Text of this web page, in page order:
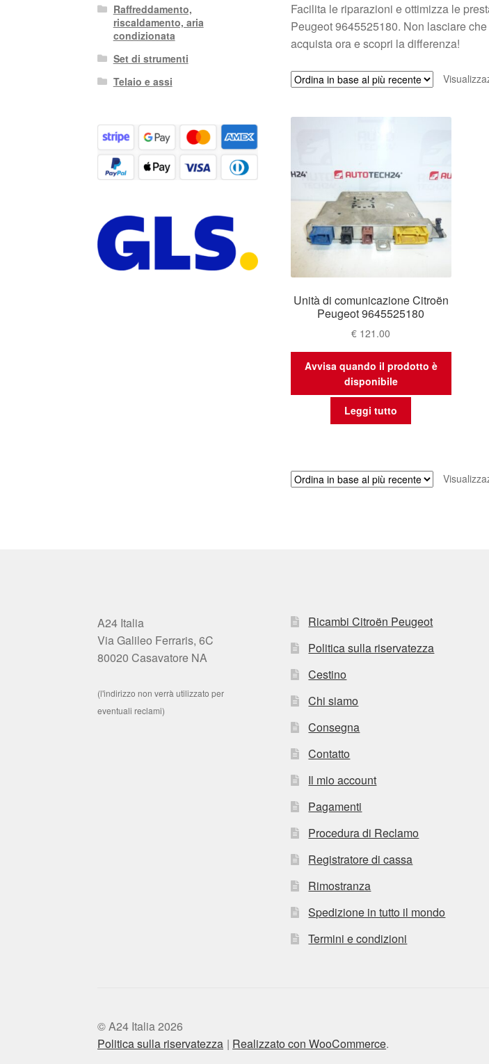
Facilita le riparazioni e ottimizza le
Peugeot 9645525180. Non lasciare
acquista ora e scopri la differenza!
Unità di comunicazione Citroën
Peugeot 9645525180
€ 121.00
Avvisa quando il prodotto è
disponibile
Leggi tutto
Raffreddamento,
riscaldamento, aria
condizionata
Set di strumenti
Telaio e assi
A24 Italia
Via Galileo Ferraris, 6C
80020 Casavatore NA
(l'indirizzo non verrà utilizzato per
eventuali reclami)
Ricambi Citroën Peugeot
Politica sulla riservatezza
Cestino
Chi siamo
Consegna
Contatto
Il mio account
Pagamenti
Procedura di Reclamo
Registratore di cassa
Rimostranza
Spedizione in tutto il mondo
Termini e condizioni
© A24 Italia 2026
Politica sulla riservatezza
Realizzato con WooCommerce.